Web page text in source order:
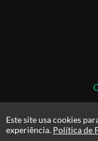
Este site usa cookies
experiência. Política de